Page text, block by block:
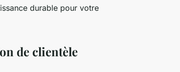
durable pour votre
de clientèle